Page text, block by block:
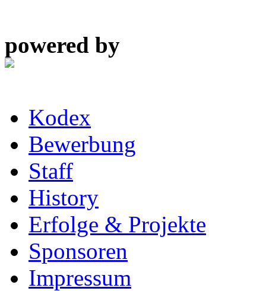
powered by
Kodex
Bewerbung
Staff
History
Erfolge & Projekte
Sponsoren
Impressum